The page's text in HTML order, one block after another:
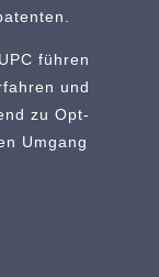
führen
und
zu Opt-
Umgang